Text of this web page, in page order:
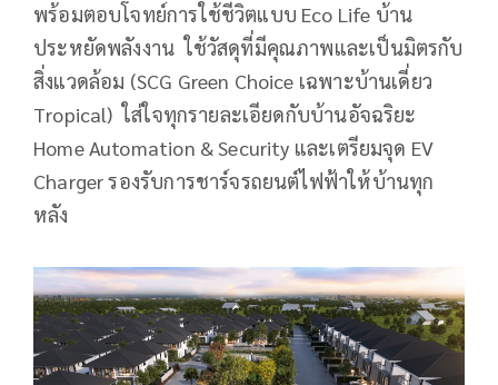
พร้อมตอบโจทย์การใช้ชีวิตแบบ Eco Life บ้าน
ประหยัดพลังงาน ใช้วัสดุที่มีคุณภาพและเป็นมิตรกับ
สิ่งแวดล้อม (SCG Green Choice เฉพาะบ้านเดี่ยว
Tropical) ใส่ใจทุกรายละเอียดกับบ้านอัจฉริยะ
Home Automation & Security และเตรียมจุด EV
Charger รองรับการชาร์จรถยนต์ไฟฟ้าให้บ้านทุก
หลัง